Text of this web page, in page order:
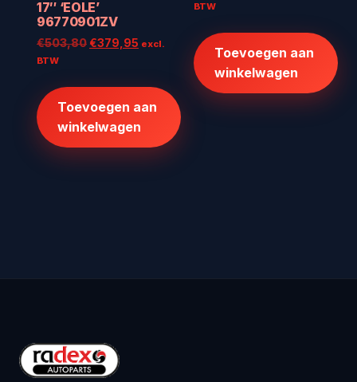
17″ ‘EOLE’
96770901ZV
€503,80Oorspronkelijke
€379,95 Huidige
€379,95.
excl.
BTW
Toevoegen aan
winkelwagen
€235,33.
BTW
Toevoegen aan
winkelwagen